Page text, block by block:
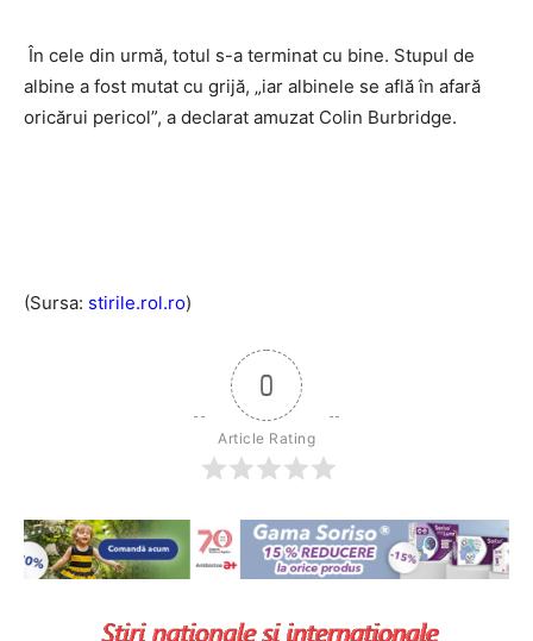
În cele din urmă, totul s-a terminat cu bine. Stupul de
albine a fost mutat cu grijă, „iar albinele se află în afară
oricărui pericol”, a declarat amuzat Colin Burbridge.
(Sursa: stirile.rol.ro)
0
Article Rating